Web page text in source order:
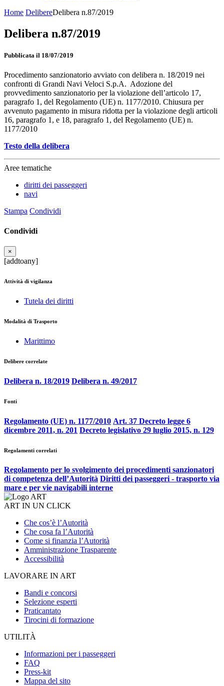
Home DelibereDelibera n.87/2019
Delibera n.87/2019
Pubblicata il 18/07/2019
Procedimento sanzionatorio avviato con delibera n. 18/2019 nei
confronti di Grandi Navi Veloci S.p.A. Adozione del
provvedimento sanzionatorio per la violazione dell’articolo 17,
paragrafo 1, del Regolamento (UE) n. 1177/2010. Chiusura per
avvenuto pagamento in misura ridotta per la violazione degli articoli
16, paragrafo 1, e 18, paragrafo 1, del Regolamento (UE) n.
1177/2010
Testo della delibera
Aree tematiche
diritti dei passeggeri
navi
Stampa Condividi
Condividi
×
[addtoany]
Attività di vigilanza
Tutela dei diritti
Modalità di Trasporto
Marittimo
Delibere correlate
Delibera n. 18/2019 Delibera n. 49/2017
Fonti
Regolamento (UE) n. 1177/2010 Art. 37 Decreto legge 6
dicembre 2011, n. 201 Decreto legislativo 29 luglio 2015, n. 129
Regolamenti correlati
Regolamento per lo svolgimento dei procedimenti sanzionatori
di competenza dell’Autorità Diritti dei passeggeri - trasporto via
mare e per vie navigabili interne
ART IN UN CLICK
Che cos’è l’Autorità
Che cosa fa l’Autorità
Come si finanzia l’Autorità
Amministrazione Trasparente
Accessibilità
LAVORARE IN ART
Bandi e concorsi
Selezione esperti
Praticantato
Tirocini di formazione
UTILITÀ
Informazioni per i passeggeri
FAQ
Press-kit
Mappa del sito